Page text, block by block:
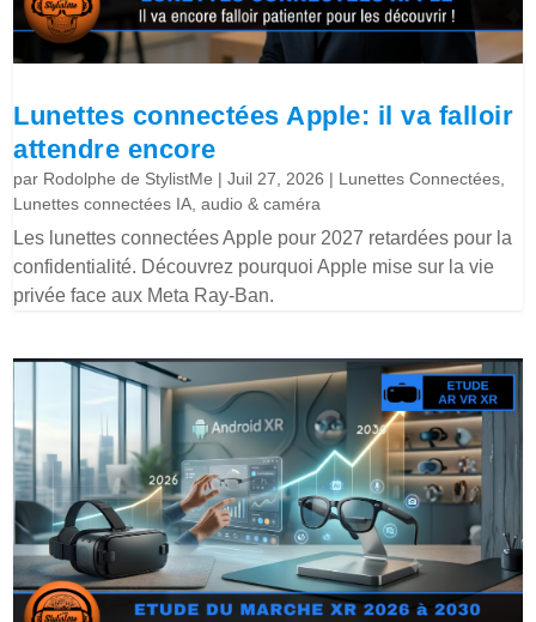
Lunettes connectées Apple: il va falloir
attendre encore
par Rodolphe de StylistMe |Juil 27, 2026 | Lunettes Connectées
Lunettes connectées IA, audio & caméra
Les lunettes connectées Apple pour 2027 retardées pour la
confidentialité. Découvrez pourquoi Apple mise sur la vie
privée face aux Meta Ray-Ban.